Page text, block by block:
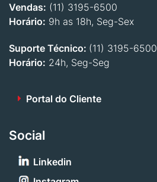
Vendas: (11) 3195-6500
Horário: 9h as 18h, Seg-Sex
Suporte Técnico: (11) 3195-6500
Horário: 24h, Seg-Seg
Portal do Cliente
Social
Linkedin